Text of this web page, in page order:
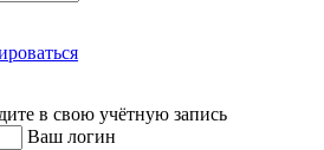
в свою учётную запись
Ваш логин